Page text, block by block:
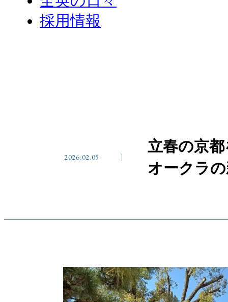
採用情報
2026.02.05
立春の京
オークラ